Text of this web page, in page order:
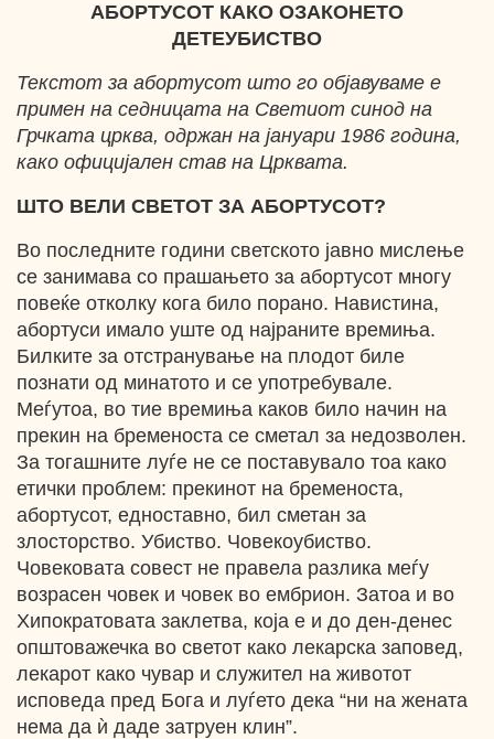
АБОРТУСОТ КАКО ОЗАКОНЕТО
ДЕТЕУБИСТВО
Текстот за абортусот што го објавуваме е
примен на седницата на Светиот синод на
Грчката црква, одржан на јануари 1986 година,
како официјален став на Црквата.
ШТО ВЕЛИ СВЕТОТ ЗА АБОРТУСОТ?
Bo последните години светското јавно мислење
се занимава со прашањето за абортусот многу
повеќе отколку кога било порано. Навистина,
абортуси имало уште од најраните времиња.
Билките за отстранување на плодот биле
познати од минатото и се употребувале.
Меѓутоа, во тие времиња каков било начин на
прекин на бременоста се сметал за недозволен.
За тогашните луѓе не се поставувало тоа како
етички проблем: прекинот на бременоста,
абортусот, едноставно, бил сметан за
злосторство. Убиство. Човекоубиство.
Човековата совест не правела разлика меѓу
возрасен човек и човек во ембрион. Затоа и во
Хипократовата заклетва, која е и до ден-денес
општоважечка во светот како лекарска заповед,
лекарот како чувар и служител на животот
исповеда пред Бога и луѓето дека “ни на жената
нема да ѝ даде затруен клин”.